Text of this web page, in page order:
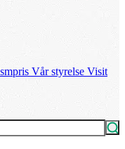
Vår styrelse Visit